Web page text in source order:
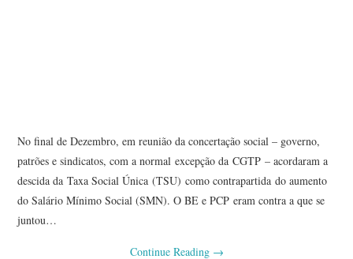
No final de Dezembro, em reunião da concertação social – governo,
patrões e sindicatos, com a normal excepção da CGTP – acordaram a
descida da Taxa Social Única (TSU) como contrapartida do aumento
do Salário Mínimo Social (SMN). O BE e PCP eram contra a que se
juntou…
Continue Reading →